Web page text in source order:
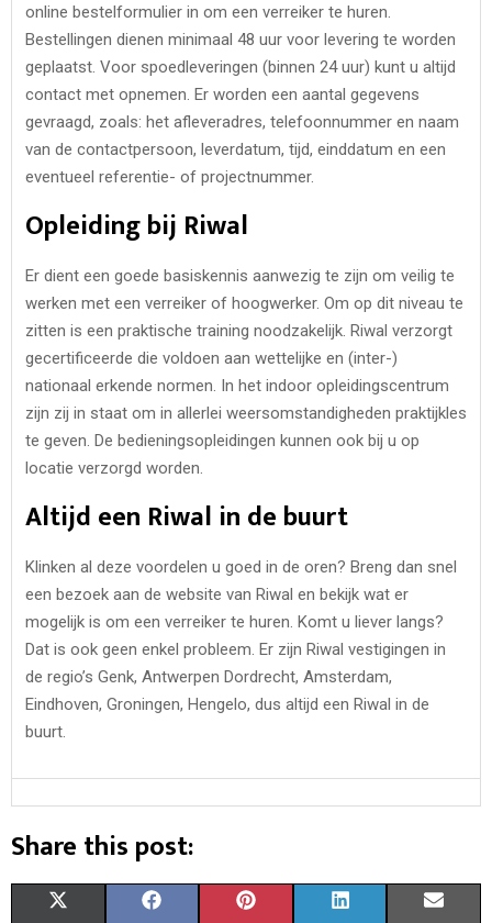
online bestelformulier in om een verreiker te huren.
Bestellingen dienen minimaal 48 uur voor levering te worden
geplaatst. Voor spoedleveringen (binnen 24 uur) kunt u altijd
contact met opnemen. Er worden een aantal gegevens
gevraagd, zoals: het afleveradres, telefoonnummer en naam
van de contactpersoon, leverdatum, tijd, einddatum en een
eventueel referentie- of projectnummer.
Opleiding bij Riwal
Er dient een goede basiskennis aanwezig te zijn om veilig te
werken met een verreiker of hoogwerker. Om op dit niveau te
zitten is een praktische training noodzakelijk. Riwal verzorgt
gecertificeerde die voldoen aan wettelijke en (inter-)
nationaal erkende normen. In het indoor opleidingscentrum
zijn zij in staat om in allerlei weersomstandigheden praktijkles
te geven. De bedieningsopleidingen kunnen ook bij u op
locatie verzorgd worden.
Altijd een Riwal in de buurt
Klinken al deze voordelen u goed in de oren? Breng dan snel
een bezoek aan de website van Riwal en bekijk wat er
mogelijk is om een verreiker te huren. Komt u liever langs?
Dat is ook geen enkel probleem. Er zijn Riwal vestigingen in
de regio’s Genk, Antwerpen Dordrecht, Amsterdam,
Eindhoven, Groningen, Hengelo, dus altijd een Riwal in de
buurt.
Share this post: